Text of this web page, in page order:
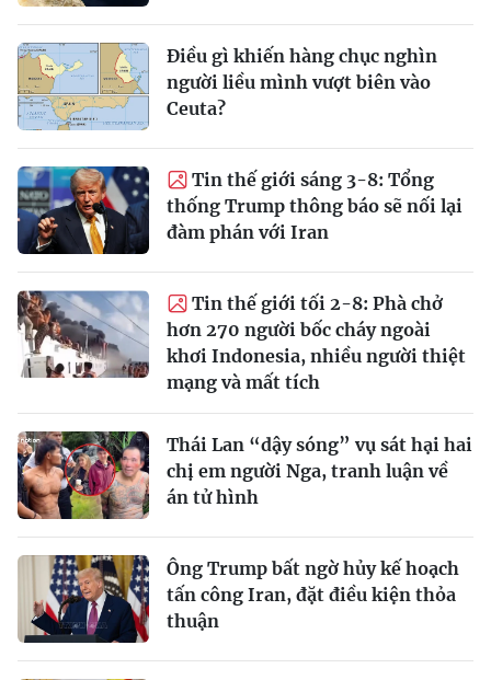
Điều gì khiến hàng chục nghìn
người liều mình vượt biên vào
Ceuta?
Tin thế giới sáng 3-8: Tổng
thống Trump thông báo sẽ nối lại
đàm phán với Iran
Tin thế giới tối 2-8: Phà chở
hơn 270 người bốc cháy ngoài
khơi Indonesia, nhiều người thiệt
mạng và mất tích
Thái Lan “dậy sóng” vụ sát hại hai
chị em người Nga, tranh luận về
án tử hình
Ông Trump bất ngờ hủy kế hoạch
tấn công Iran, đặt điều kiện thỏa
thuận